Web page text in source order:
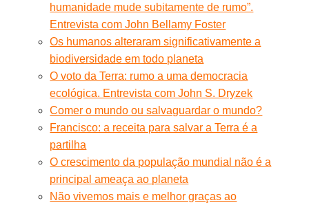
humanidade mude subitamente de rumo”.
Entrevista com John Bellamy Foster
Os humanos alteraram significativamente a
biodiversidade em todo planeta
O voto da Terra: rumo a uma democracia
ecológica. Entrevista com John S. Dryzek
Comer o mundo ou salvaguardar o mundo?
Francisco: a receita para salvar a Terra é a
partilha
O crescimento da população mundial não é a
principal ameaça ao planeta
Não vivemos mais e melhor graças ao